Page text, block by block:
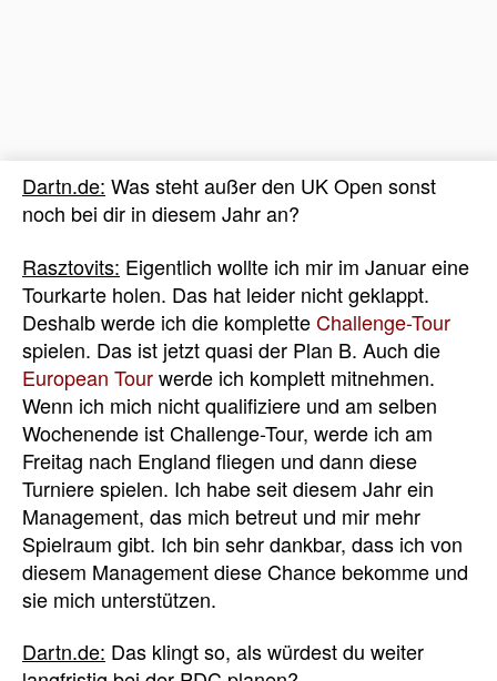
Dartn.de: Was steht außer den UK Open sonst
noch bei dir in diesem Jahr an?
Rasztovits: Eigentlich wollte ich mir im Januar eine
Tourkarte holen. Das hat leider nicht geklappt.
Deshalb werde ich die kompletteChallenge-Tour
spielen. Das ist jetzt quasi der Plan B. Auch die
European Tourwerde ich komplett mitnehmen.
Wenn ich mich nicht qualifiziere und am selben
Wochenende ist Challenge-Tour, werde ich am
Freitag nach England fliegen und dann diese
Turniere spielen. Ich habe seit diesem Jahr ein
Management, das mich betreut und mir mehr
Spielraum gibt. Ich bin sehr dankbar, dass ich von
diesem Management diese Chance bekomme und
sie mich unterstützen.
Dartn.de: Das klingt so, als würdest du weiter